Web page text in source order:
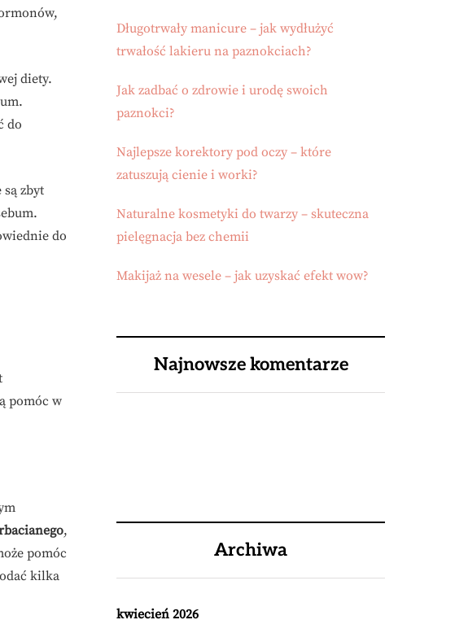
diety.
do
zbyt
do
pomóc w
,
pomóc
kilka
Długotrwały manicure – jak wydłużyć
trwałość lakieru na paznokciach?
Jak zadbać o zdrowie i urodę swoich
paznokci?
Najlepsze korektory pod oczy – które
zatuszują cienie i worki?
Naturalne kosmetyki do twarzy – skuteczna
pielęgnacja bez chemii
Makijaż na wesele – jak uzyskać efekt wow?
Najnowsze komentarze
Archiwa
kwiecień 2026